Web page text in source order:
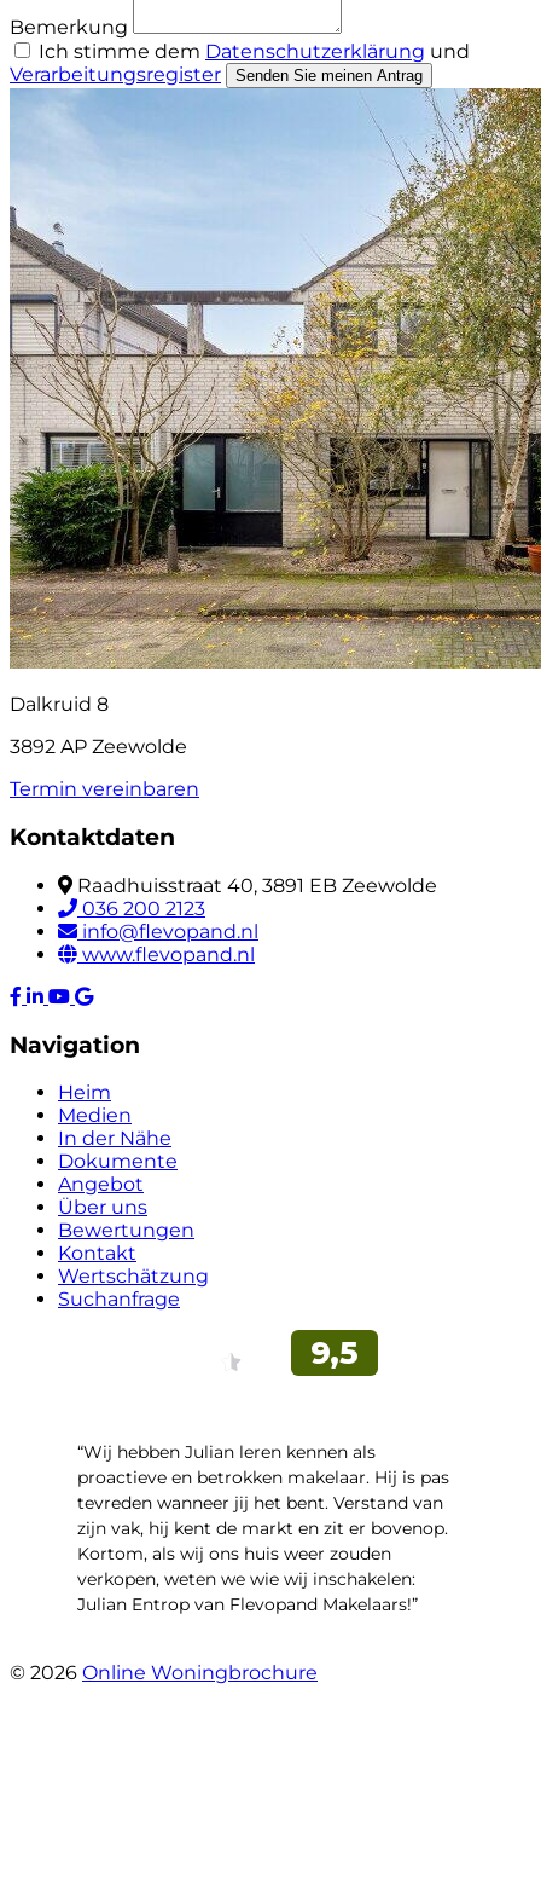
Bemerkung
Ich stimme dem Datenschutzerklärung und
Verarbeitungsregister
Senden Sie meinen Antrag
Dalkruid 8
3892 AP Zeewolde
Termin vereinbaren
Kontaktdaten
Raadhuisstraat 40, 3891 EB Zeewolde
036 200 2123
info@flevopand.nl
www.flevopand.nl
Navigation
Heim
Medien
In der Nähe
Dokumente
Angebot
Über uns
Bewertungen
Kontakt
Wertschätzung
Suchanfrage
“Wij hebben Julian leren kennen als
proactieve en betrokken makelaar. Hij is pas
tevreden wanneer jij het bent. Verstand van
zijn vak, hij kent de markt en zit er bovenop.
Kortom, als wij ons huis weer zouden
verkopen, weten we wie wij inschakelen:
Julian Entrop van Flevopand Makelaars!”
© 2026 Online Woningbrochure